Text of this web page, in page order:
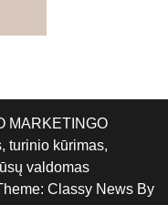
MARKETINGO
turinio kūrimas,
valdomas
Classy News By